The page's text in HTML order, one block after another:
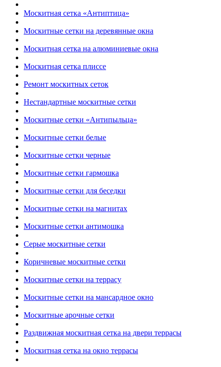
Москитная сетка «Антиптица»
Москитные сетки на деревянные окна
Москитная сетка на алюминиевые окна
Москитная сетка плиссе
Ремонт москитных сеток
Нестандартные москитные сетки
Москитные сетки «Антипыльца»
Москитные сетки белые
Москитные сетки черные
Москитные сетки гармошка
Москитные сетки для беседки
Москитные сетки на магнитах
Москитные сетки антимошка
Серые москитные сетки
Коричневые москитные сетки
Москитные сетки на террасу
Москитные сетки на мансардное окно
Москитные арочные сетки
Раздвижная москитная сетка на двери террасы
Москитная сетка на окно террасы